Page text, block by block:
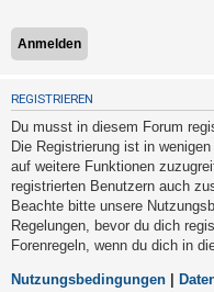
i
s
t
r
i
e
r
e
n
REGISTRIEREN
Du musst in diesem Forum
Die Registrierung ist in
auf weitere Funktionen
registrierten Benutzern auch
Beachte bitte unsere
Regelungen, bevor du dich
Forenregeln, wenn du dich in
Nutzungsbedingungen